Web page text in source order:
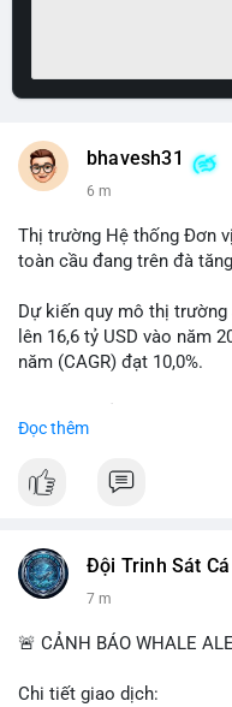
bhavesh31
6 m
Thị trường Hệ thống Đơn
toàn cầu đang trên đà
Dự kiến quy mô thị trường
lên 16,6 tỷ USD vào năm
năm (CAGR) đạt 10,0%.
trong các lĩnh vực ô tô,
Doanh nghiệp cần theo
Đọc thêm
Đội Trinh Sát
7 m
🚨 CẢNH BÁO WHALE
Chi tiết giao dịch: